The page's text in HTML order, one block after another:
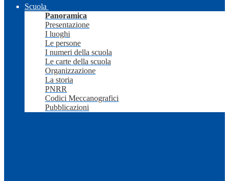
Scuola
Panoramica
Presentazione
I luoghi
Le persone
I numeri della scuola
Le carte della scuola
Organizzazione
La storia
PNRR
Codici Meccanografici
Pubblicazioni